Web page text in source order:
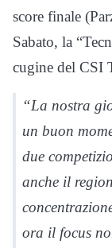
score finale
Sabato, la
cugine del CSI
“La nostra
un buon
due
anche il
ora il focus